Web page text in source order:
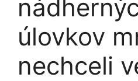
úlovkov
nechceli